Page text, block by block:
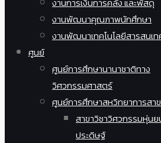
งานการเงินการคลัง และพัสดุ
งานพัฒนาคุณภาพนักศึกษา
งานพัฒนาเทคโนโลยีสารสนเ
ศูนย์
ศูนย์การศึกษานานาชาติทาง
วิศวกรรมศาสตร์
ศูนย์การศึกษาสหวิทยาการสา
สาขาวิชาวิศวกรรมหุ่น
ประดิษฐ์